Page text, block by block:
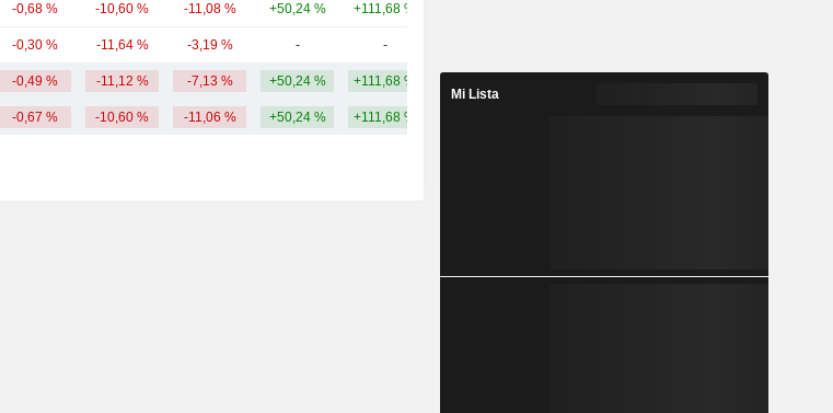
-0,68 % -10,60 % -11,08 % +50,24 % +111,68 %
-0,30 % -11,64 % -3,19 % - -
-0,49 % -11,12 % -7,13 % +50,24 % +111,68 %
-0,67 % -10,60 % -11,06 % +50,24 % +111,68 %
Mi Lista